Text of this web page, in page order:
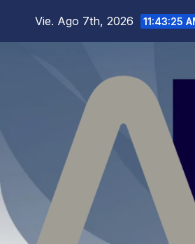
Vie. Ago 7th, 2026 11:43:26